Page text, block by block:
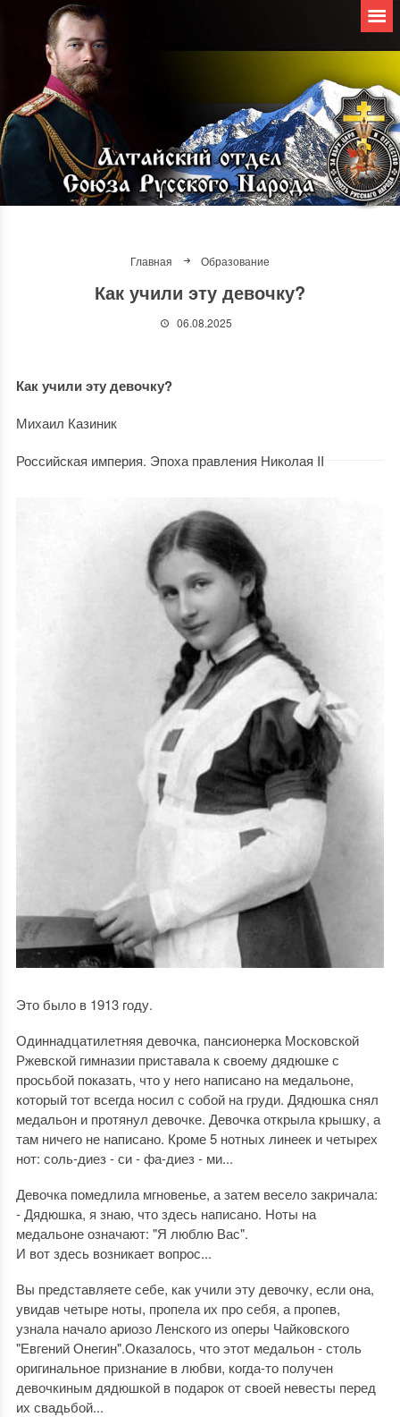
Главная Образование
Как учили эту девочку?
06.08.2025
Как учили эту девочку?
Михаил Казиник
Российская империя. Эпоха правления Николая II
Это было в 1913 году.
Одиннадцатилетняя девочка, пансионерка Московской
Ржевской гимназии приставала к своему дядюшке с
просьбой показать, что у него написано на медальоне,
который тот всегда носил с собой на груди. Дядюшка снял
медальон и протянул девочке. Девочка открыла крышку, а
там ничего не написано. Кроме 5 нотных линеек и четырех
нот: соль-диез - си - фа-диез - ми...
Девочка помедлила мгновенье, а затем весело закричала:
- Дядюшка, я знаю, что здесь написано. Ноты на
медальоне означают: "Я люблю Вас".
И вот здесь возникает вопрос...
Вы представляете себе, как учили эту девочку, если она,
увидав четыре ноты, пропела их про себя, а пропев,
узнала начало ариозо Ленского из оперы Чайковского
"Евгений Онегин".Оказалось, что этот медальон - столь
оригинальное признание в любви, когда-то получен
девочкиным дядюшкой в подарок от своей невесты перед
их свадьбой...